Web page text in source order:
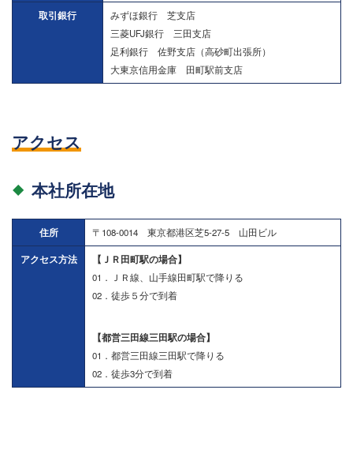
取引銀行
みずほ銀行 芝支店
三菱UFJ銀行 三田支店
足利銀行 佐野支店（高砂町出張所）
大東京信用金庫 田町駅前支店
アクセス
本社所在地
住所 〒108-0014 東京都港区芝5-27-5 山田ビル
アクセス方法 【ＪＲ田町駅の場合】
01．ＪＲ線、山手線田町駅で降りる
02．徒歩５分で到着
【都営三田線三田駅の場合】
01．都営三田線三田駅で降りる
02．徒歩3分で到着